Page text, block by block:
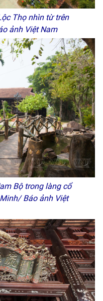
Thọ nhìn từ trên
ảnh Việt Nam
Bộ trong làng cổ
Báo ảnh Việt